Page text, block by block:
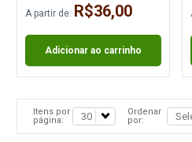
A partir de: R$36,00
Adicionar ao carrinho
Itens por
página:
Ordenar
por: